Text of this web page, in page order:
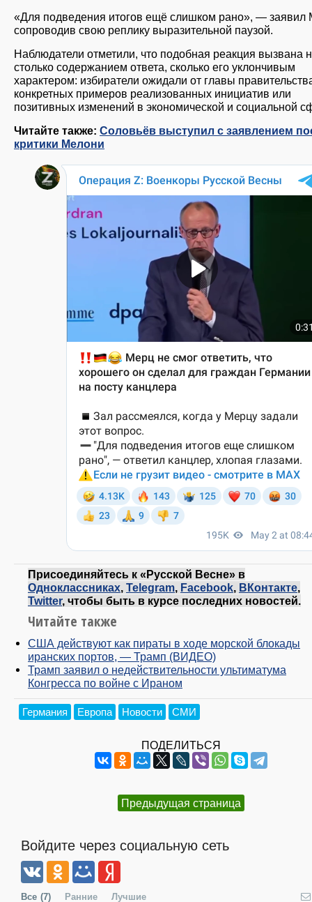
«Для подведения итогов ещё слишком рано», — заявил
сопроводив свою реплику выразительной паузой.
Наблюдатели отметили, что подобная реакция вызвана
столько содержанием ответа, сколько его уклончивым
характером: избиратели ожидали от главы
конкретных примеров реализованных инициатив или
позитивных изменений в экономической и социальной
Читайте также: Соловьёв выступил с заявлением
критики Мелони
Присоединяйтесь к «Русской Весне» в
Одноклассниках, Telegram, Facebook, ВКонтакте,
Twitter, чтобы быть в курсе последних новостей.
Читайте также
США действуют как пираты в ходе морской блокады
иранских портов, — Трамп (ВИДЕО)
Трамп заявил о недействительности ультиматума
Конгресса по войне с Ираном
Германия Европа Новости СМИ
ПОДЕЛИТЬСЯ
Предыдущая страница
Войдите через социальную сеть
Все (7) Ранние Лучшие